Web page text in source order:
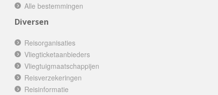
Alle bestemmingen
Diversen
Reisorganisaties
Vliegticketaanbieders
Vliegtuigmaatschappijen
Reisverzekeringen
Reisinformatie